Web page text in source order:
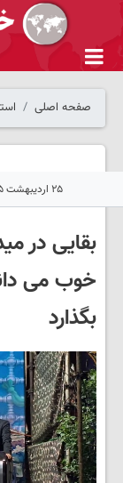
صفحه اصلی
۲۵ اردیبهشت ۱۴۰۵ - ۰۸:۲۹
بقایی در
خوب می
بگذارد